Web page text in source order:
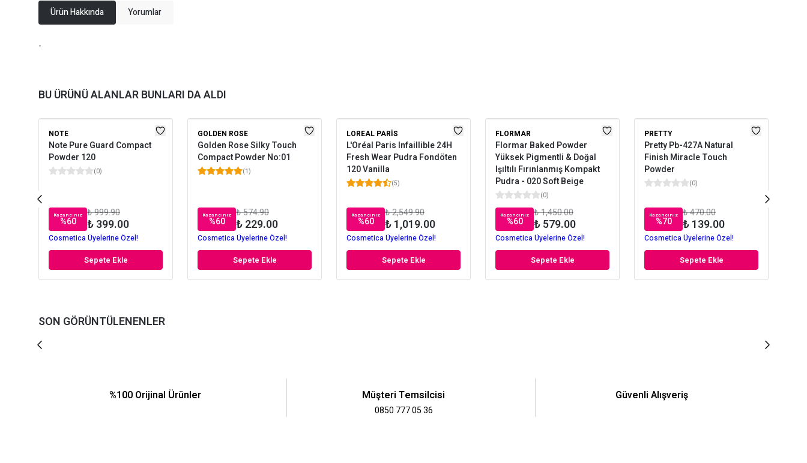
Ürün Hakkında Yorumlar
-
BU ÜRÜNÜ ALANLAR BUNLARI DA ALDI
NOTE
Note Pure Guard Compact
Powder 120
(0)
Kazancınız
%60
₺ 999.90
₺ 399.00
Cosmetica Üyelerine Özel!
Sepete Ekle
GOLDEN ROSE
Golden Rose Silky Touch
Compact Powder No:01
(1)
Kazancınız
%60
₺ 574.90
₺ 229.00
Cosmetica Üyelerine Özel!
Sepete Ekle
LOREAL PARIS
L'Oréal Paris Infaillible 24H
Fresh Wear Pudra Fondöten
120 Vanilla
(5)
Kazancınız
%60
₺ 2,549.90
₺ 1,019.00
Cosmetica Üyelerine Özel!
Sepete Ekle
FLORMAR
Flormar Baked Powder
Yüksek Pigmentli & Doğal
Işıltılı Fırınlanmış Kompakt
Pudra - 020 Soft Beige
(0)
Kazancınız
%60
₺ 1,450.00
₺ 579.00
Cosmetica Üyelerine Özel!
Sepete Ekle
PRETTY
Pretty Pb-427A Natural
Finish Miracle Touch
Powder
(0)
Kazancınız
%70
₺ 470.00
₺ 139.00
Cosmetica Üyelerine Özel!
Sepete Ekle
SON GÖRÜNTÜLENENLER
%100 Orijinal Ürünler Müşteri Temsilcisi
0850 777 05 36
Güvenli Alışveriş